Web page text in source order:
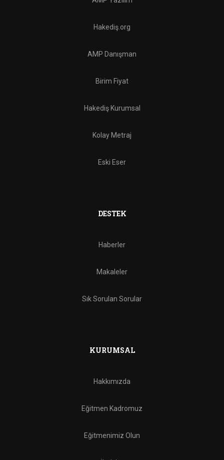
Hakediş.org
AMP Danışman
Birim Fiyat
Hakediş Kurumsal
Kolay Metraj
Eski Eser
DESTEK
Haberler
Makaleler
Sık Sorulan Sorular
KURUMSAL
Hakkımızda
Eğitmen Kadromuz
Eğitmenimiz Olun